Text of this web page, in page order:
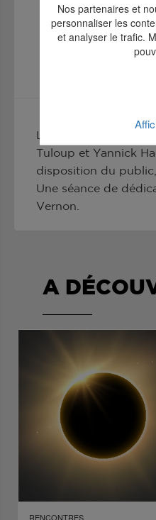
Nos partenaires et
personnaliser les
et analyser le trafic.
La lecture-
Tuloup et Yannick
disposition du
Une séance de
Vernon.
A
RENCONTRES